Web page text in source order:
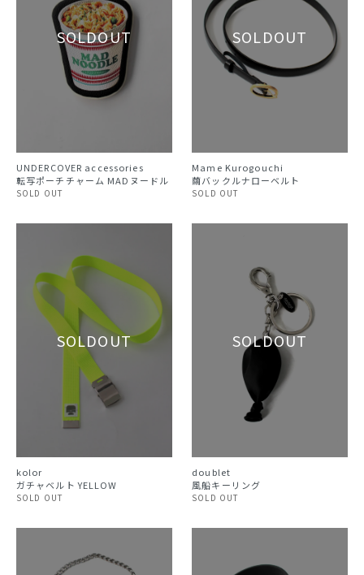
UNDERCOVER accessories
転写ポーチチャーム MADヌードル
SOLD OUT
Mame Kurogouchi
繭バックルナローベルト
SOLD OUT
kolor
ガチャベルト YELLOW
SOLD OUT
doublet
風船キーリング
SOLD OUT